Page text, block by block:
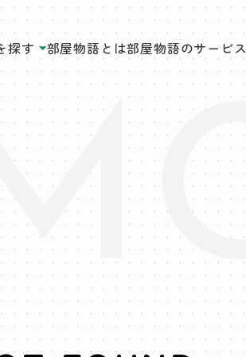
探す 部屋物語とは部屋物語のサービス